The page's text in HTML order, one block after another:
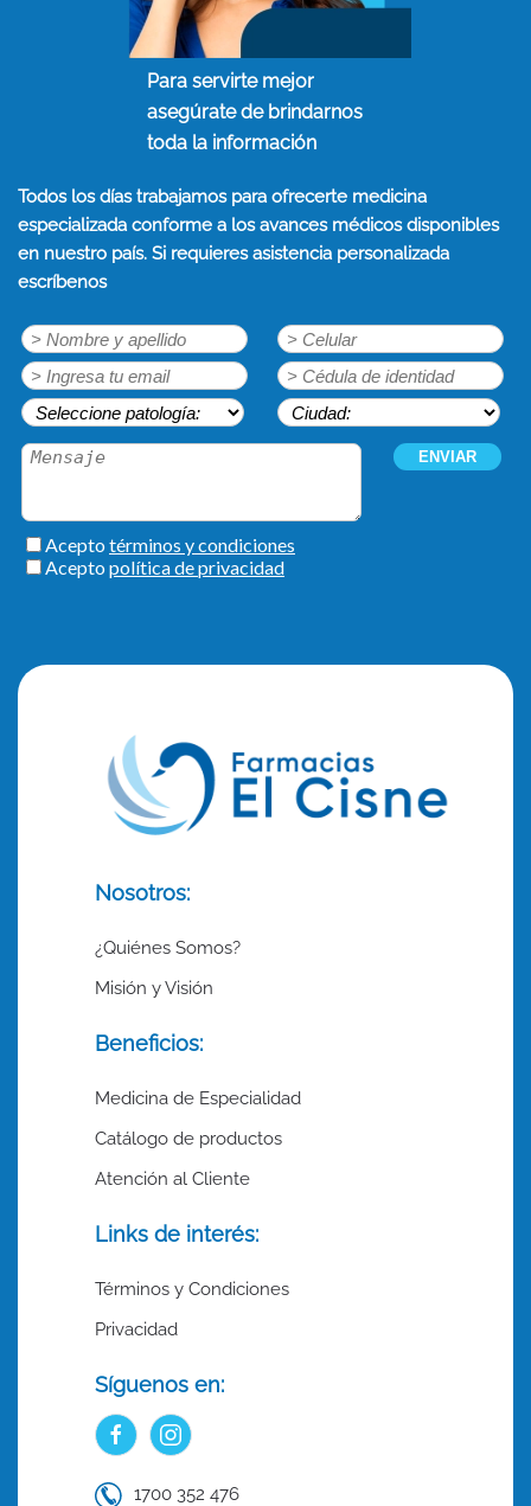
Para servirte mejor
asegúrate de brindarnos
toda la información
Todos los días trabajamos para ofrecerte medicina
especializada conforme a los avances médicos disponibles
en nuestro país. Si requieres asistencia personalizada
escríbenos
Nosotros:
¿Quiénes Somos?
Misión y Visión
Beneficios:
Medicina de Especialidad
Catálogo de productos
Atención al Cliente
Links de interés:
Términos y Condiciones
Privacidad
Síguenos en:
1700 352 476